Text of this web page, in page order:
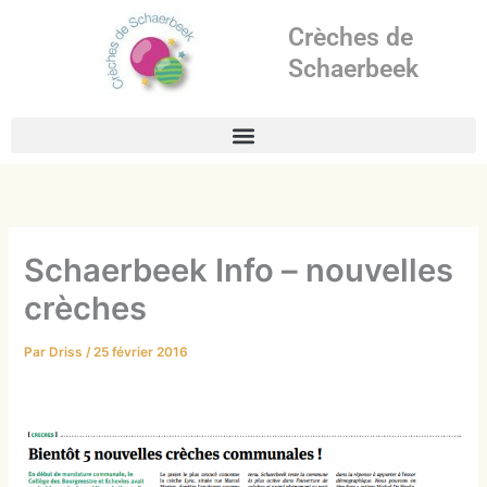
Crèches de
Schaerbeek
Schaerbeek Info – nouvelles
crèches
Par Driss/25 février 2016